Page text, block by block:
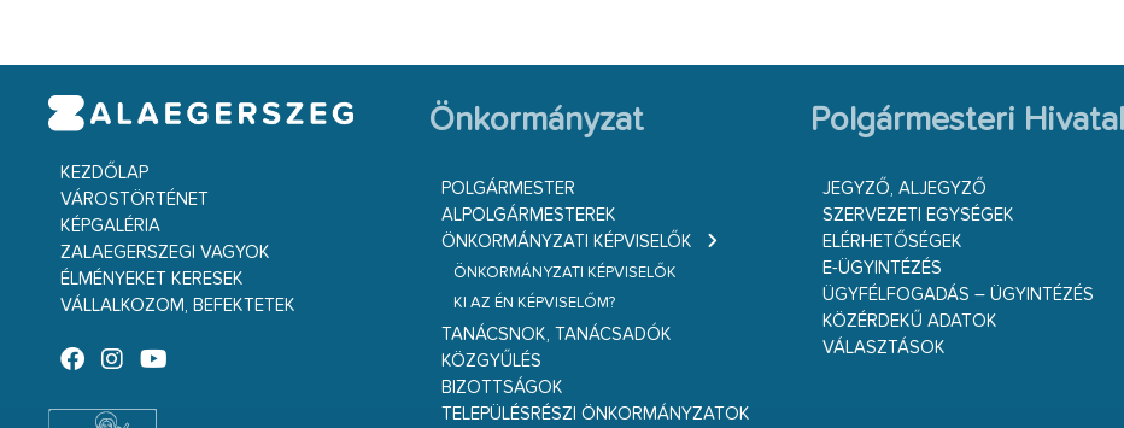
KEZDŐLAP
VÁROSTÖRTÉNET
KÉPGALÉRIA
ZALAEGERSZEGI VAGYOK
ÉLMÉNYEKET KERESEK
VÁLLALKOZOM, BEFEKTETEK
Önkormányzat
POLGÁRMESTER
ALPOLGÁRMESTEREK
ÖNKORMÁNYZATI KÉPVISELŐK
ÖNKORMÁNYZATI KÉPVISELŐK
KI AZ ÉN KÉPVISELŐM?
TANÁCSNOK, TANÁCSADÓK
KÖZGYŰLÉS
BIZOTTSÁGOK
TELEPÜLÉSRÉSZI ÖNKORMÁNYZATOK
Polgármesteri Hivatal
JEGYZŐ, ALJEGYZŐ
SZERVEZETI EGYSÉGEK
ELÉRHETŐSÉGEK
E-ÜGYINTÉZÉS
ÜGYFÉLFOGADÁS – ÜGYINTÉZÉS
KÖZÉRDEKŰ ADATOK
VÁLASZTÁSOK